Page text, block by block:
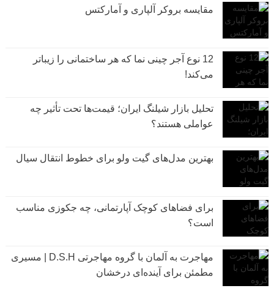
مقایسه بروکر آلپاری و آمارکتس
12 نوع آجر چینی نما که هر ساختمانی را زیباتر
می‌کند!
تحلیل بازار شیلنگ ایران؛ قیمت‌ها تحت تأثیر چه
عواملی هستند؟
بهترین مدل‌های گیت ولو برای خطوط انتقال سیال
برای فضاهای کوچک آپارتمانی، چه جکوزی مناسب
است؟
مهاجرت به آلمان با گروه مهاجرتی D.S.H | مسیری
مطمئن برای آینده‌ای درخشان